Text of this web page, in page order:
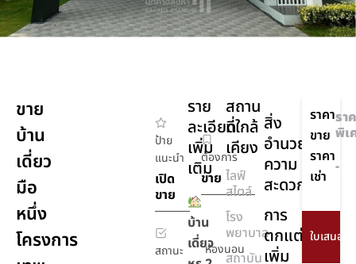
ขาย
บ้าน
เดี่ยว
มือ
หนึ่ง
โครงการ
ป้าย
แนะนำ
เปิด
ขาย
ต้องการ
ขาย
สถานะ ห้องนอน
ราย
ละเอียด
เพิ่ม
เติม
บ้าน
เดี่ยว
สถาน
ที่ใกล้
เคียง
ไลฟ์
สไตล์
โรง
พยาบาล
สถาบัน
สิ่ง
อำนวย
ความ
สะดวก
การ
ตกแต่ง
เพิ่ม
ราคา
ขาย
รา
พิเ
ราคา
เช่า
-